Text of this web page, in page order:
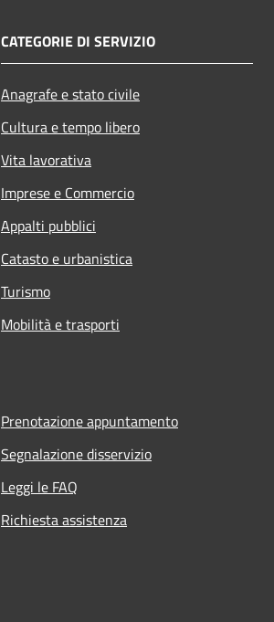
CATEGORIE DI SERVIZIO
Anagrafe e stato civile
Cultura e tempo libero
Vita lavorativa
Imprese e Commercio
Appalti pubblici
Catasto e urbanistica
Turismo
Mobilità e trasporti
Prenotazione appuntamento
Segnalazione disservizio
Leggi le FAQ
Richiesta assistenza